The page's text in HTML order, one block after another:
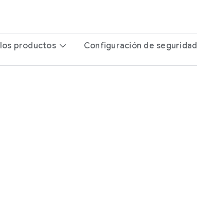
productos Configuración de seguridad